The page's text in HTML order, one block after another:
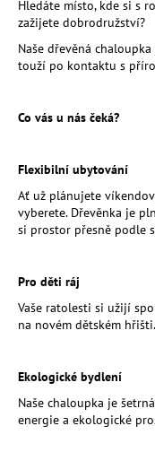
Hledáte místo, kde si s
zažijete dobrodružství?
Naše dřevěná
touží po kontaktu s
Co vás u nás čeká?
Flexibilní ubytování
Ať už plánujete
vyberete. Dřevěnka je
si prostor přesně podle
Pro děti ráj
Vaše ratolesti si užijí
na novém dětském hřišti.
Ekologické bydlení
Naše chaloupka je
energie a ekologické
a
j
í
?
HLEDAT
D
o
p
r
u
č
u